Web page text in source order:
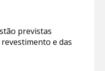
previstas
e das